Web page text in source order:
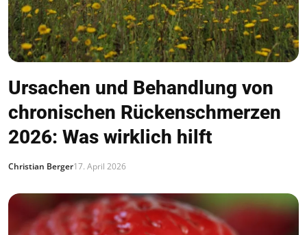
Ursachen und Behandlung von
chronischen Rückenschmerzen
2026: Was wirklich hilft
Christian Berger17. April 2026